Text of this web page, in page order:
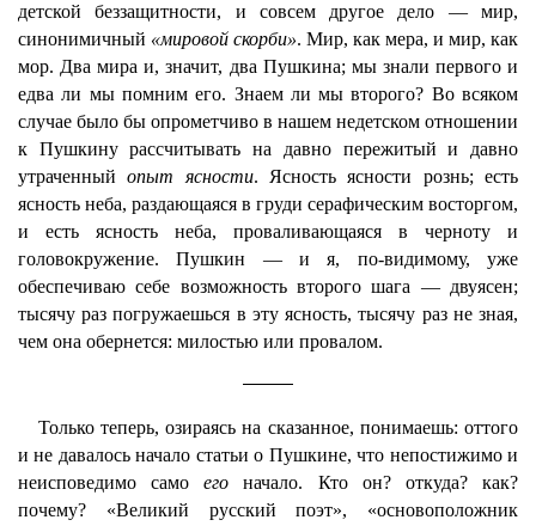
детской беззащитности, и совсем другое дело — мир,
синонимичный «мировой скорби». Мир, как мера, и мир, как
мор. Два мира и, значит, два Пушкина; мы знали первого и
едва ли мы помним его. Знаем ли мы второго? Во всяком
случае было бы опрометчиво в нашем недетском отношении
к Пушкину рассчитывать на давно пережитый и давно
утраченныйопыт ясности. Ясность ясности рознь; есть
ясность неба, раздающаяся в груди серафическим восторгом,
и есть ясность неба, проваливающаяся в черноту и
головокружение. Пушкин — и я, по-видимому, уже
обеспечиваю себе возможность второго шага — двуясен;
тысячу раз погружаешься в эту ясность, тысячу раз не зная,
чем она обернется: милостью или провалом.
Только теперь, озираясь на сказанное, понимаешь: оттого
и не давалось начало статьи о Пушкине, что непостижимо и
неисповедимо самоего начало. Кто он? откуда? как?
почему? «Великий русский поэт», «основоположник